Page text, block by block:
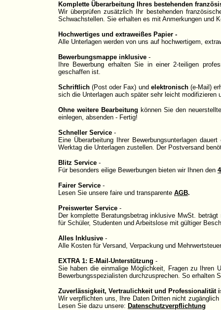
Komplette Überarbeitung Ihres bestehenden
Wir überprüfen zusätzlich Ihr bestehenden
Schwachstellen. Sie erhalten es mit Anmerkungen und
Hochwertiges und extraweißes Papier -
Alle Unterlagen werden von uns auf hochwertigem,
Bewerbungsmappe inklusive -
Ihre Bewerbung erhalten Sie in einer 2-teiligen
geschaffen ist.
Schriftlich(Post oder Fax) und elektronisch (e-Mail)
sich die Unterlagen auch später sehr leicht modifizieren
Ohne weitere Bearbeitung können Sie den
einlegen, absenden - Fertig!
Schneller Service -
Eine Überarbeitung Ihrer Bewerbungsunterlagen
Werktag die Unterlagen zustellen. Der Postversand
Blitz Service -
Für besonders eilige Bewerbungen bieten wir Ihnen den
Fairer Service -
Lesen Sie unsere faire und transparente AGB.
Preiswerter Service -
Der komplette Beratungsbetraginklusive MwSt. beträgt
für Schüler, Studenten und Arbeitslose mit gültiger
Alles Inklusive -
Alle Kosten für Versand, Verpackung und
EXTRA 1: E-Mail-Unterstützung -
Sie haben die einmalige Möglichkeit, Fragen zu Ihren
Bewerbungsspezialisten durchzusprechen. So erhalten
Zuverlässigkeit, Vertraulichkeit und Professionalität
Wir verpflichten uns, Ihre Daten Dritten nicht
Lesen Sie dazu unsere: Datenschutzverpflichtung